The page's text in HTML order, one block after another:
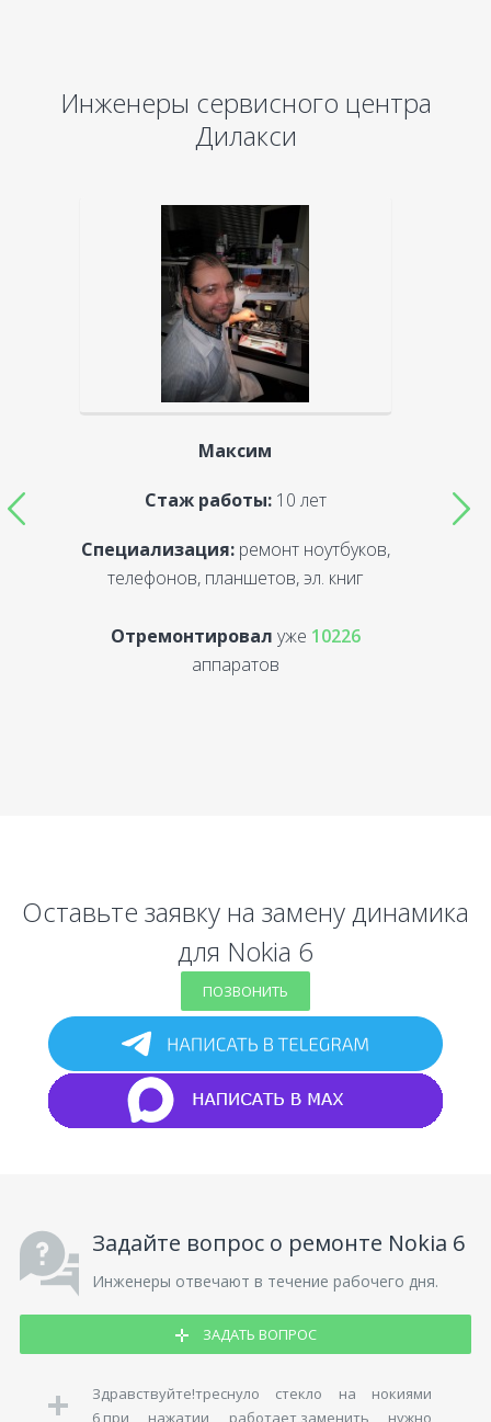
Инженеры сервисного центра
Дилакси
Максим
Стаж работы:10 лет
Специализация:ремонт ноутбуков,
телефонов, планшетов, эл. книг
Отремонтировал уже 10226
аппаратов
Оставьте заявку на замену динамика
для Nokia 6
ПОЗВОНИТЬ
Задайте вопрос о ремонте Nokia 6
Инженеры отвечают в течение рабочего дня.
ЗАДАТЬ ВОПРОС
Здравствуйте!треснуло стекло на нокиями
6,при нажатии работает,заменить нужно